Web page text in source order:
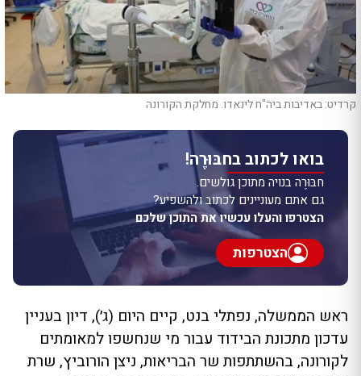
קרדיט: באדיבות ביה"ח לינאדו. מחלקת הקורונה
בואו לכתוב בחבּוּרֶה!
חבּוּרֶה בנויה מתוכן גולשים.
גם אתם מעוניינים לכתוב ולהשפיע?
הצטרפו והעלו עכשיו את התוכן שלכם
הצטרפות
ראש הממשלה, נפתלי בנט, קיים היום (ג׳), דיון בעניין
עדכון מתכונת הבידוד עבור מי שנחשפו למאומתים
לקורונה, בהשתתפות שר הבריאות, ניצן הורוביץ, שרת